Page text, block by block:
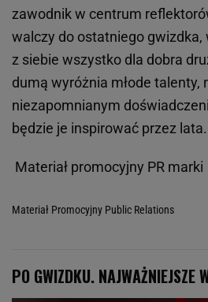
zawodnik w centrum
walczy do ostatniego gwizdka,
z siebie wszystko dla dobra
dumą wyróżnia młode talenty,
niezapomnianym
będzie je inspirować przez lata.
Materiał promocyjny PR
Materiał Promocyjny Public Relations